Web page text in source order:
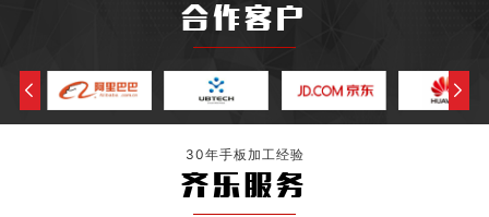
合作客户
30年手板加工经验
齐乐服务